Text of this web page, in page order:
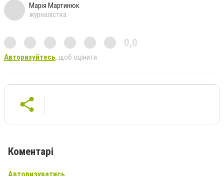
Марія Мартинюк
журналістка
0,0
Авторизуйтесь, щоб оцінити
Коментарі
Авторизуватись